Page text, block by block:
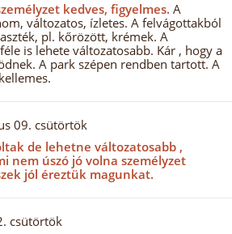
kedves, figyelmes. A
változatos, ízletes. A felvágottakból
pl. kőrözött, krémek. A
is lehete változatosabb. Kár , hogy a
A park szépen rendben tartott. A
09. csütörtök
de lehetne változatosabb ,
nem úszó jó volna személyzet
jól éreztük magunkat.
csütörtök